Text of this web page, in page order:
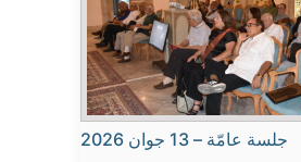
جلسة عامّة – 13 جوان 2026